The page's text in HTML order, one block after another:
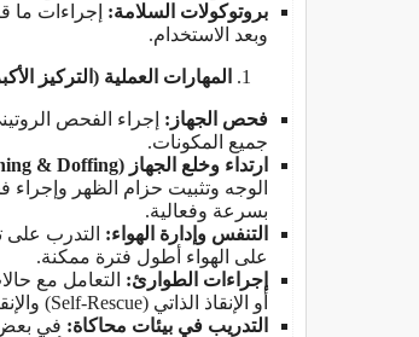
بروتوكولات السلامة: إجراءات ما
وبعد الاستخدام.
المهارات العملية (التركيز
فحص الجهاز: إجراء الفحص
جميع المكونات.
ارتداء وخلع الجهاز (
& Doffing
بسرعة وفعالية.
التنفس وإدارة الهواء: التدرب على
على الهواء أطول فترة ممكنة.
إجراءات الطوارئ: التعامل مع
أو الإنقاذ الذاتي (Self-Rescue) والإنقاذ المشترك (Buddy Breathing).
التدريب في بيئات محاكاة: في بعض